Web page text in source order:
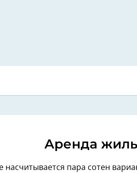
Аренда
насчитывается пара сотен